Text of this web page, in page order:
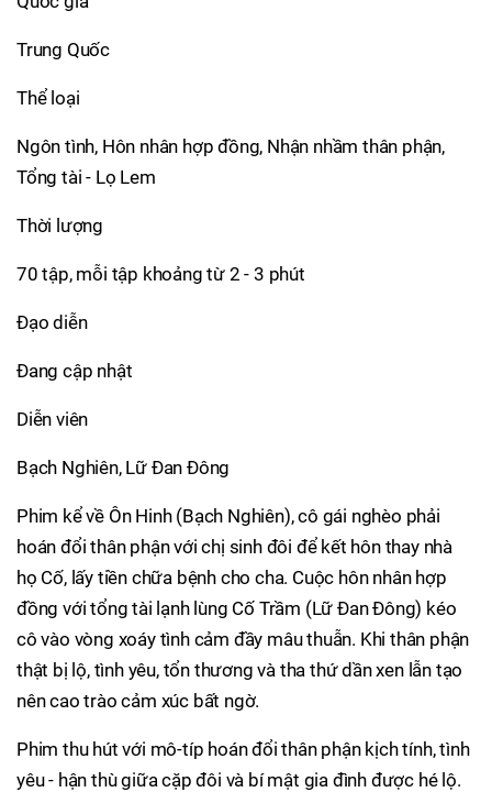
Trung Quốc
Thể loại
Ngôn tình, Hôn nhân hợp đồng, Nhận nhầm thân phận,
Tổng tài - Lọ Lem
Thời lượng
70 tập, mỗi tập khoảng từ 2 - 3 phút
Đạo diễn
Đang cập nhật
Diễn viên
Bạch Nghiên, Lữ Đan Đông
Phim kể về Ôn Hinh (Bạch Nghiên), cô gái nghèo phải
hoán đổi thân phận với chị sinh đôi để kết hôn thay nhà
họ Cố, lấy tiền chữa bệnh cho cha. Cuộc hôn nhân hợp
đồng với tổng tài lạnh lùng Cố Trầm (Lữ Đan Đông) kéo
cô vào vòng xoáy tình cảm đầy mâu thuẫn. Khi thân phận
thật bị lộ, tình yêu, tổn thương và tha thứ dần xen lẫn tạo
nên cao trào cảm xúc bất ngờ.
Phim thu hút với mô-típ hoán đổi thân phận kịch tính, tình
yêu - hận thù giữa cặp đôi và bí mật gia đình được hé lộ.